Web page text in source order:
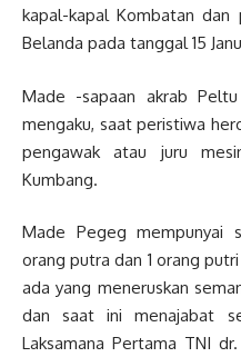
kapal-kapal Kombatan
Belanda pada tanggal 15
Made -sapaan akrab
mengaku, saat peristiwa
pengawak atau juru
Kumbang.
Made Pegeg mempunyai
orang putra dan 1 orang
ada yang meneruskan
dan saat ini menajabat
Laksamana Pertama TNI